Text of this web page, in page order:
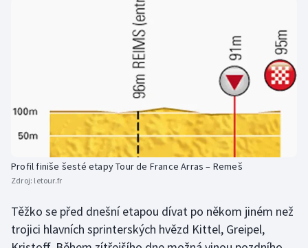
Rychlobruslení
Rychlostní kanoistika
Sportovní střelba
Profil finiše šesté etapy Tour de France Arras – Remeš
Zdroj: letour.fr
Těžko se před dnešní etapou dívat po někom jiném než
trojici hlavních sprinterských hvězd Kittel, Greipel,